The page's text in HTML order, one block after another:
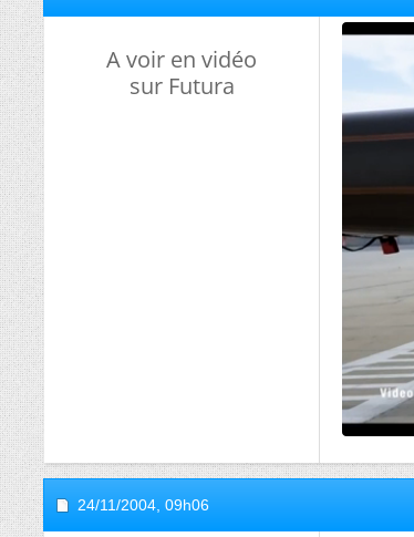
A voir en vidéo
sur Futura
24/11/2004, 09h06